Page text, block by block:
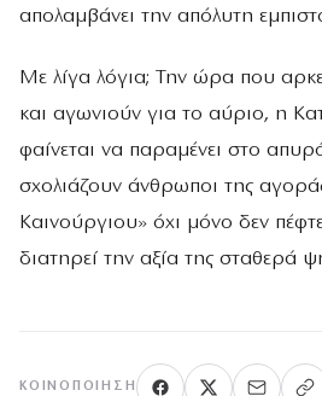
απολαμβάνει την απόλυτη
Με λίγα λόγια; Την ώρα που
και αγωνιούν για το αύριο, η
φαίνεται να παραμένει στο
σχολιάζουν άνθρωποι της
Καινούργιου» όχι μόνο δεν
διατηρεί την αξία της σταθερά
ΚΟΙΝΟΠΟΊΗΣΗ